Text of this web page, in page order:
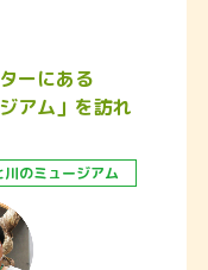
ーにある
アム」を訪れ
川のミュージアム